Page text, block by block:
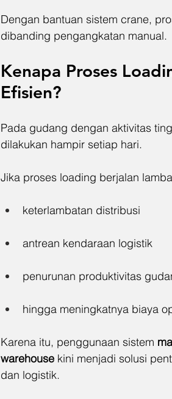
Dengan bantuan sistem crane,
dibanding pengangkatan manual.
Kenapa Proses
Efisien?
Pada gudang dengan aktivitas
dilakukan hampir setiap hari.
Jika proses loading berjalan
keterlambatan distribusi
antrean kendaraan logistik
penurunan produktivitas
hingga meningkatnya biaya
Karena itu, penggunaan sistem
warehouse kini menjadi solusi
dan logistik.